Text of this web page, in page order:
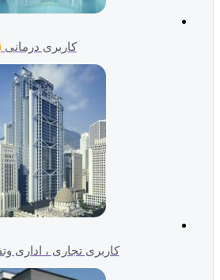
کاربری درمانی (79)
کاربری تجاری ، اداری وتفریحی(115)